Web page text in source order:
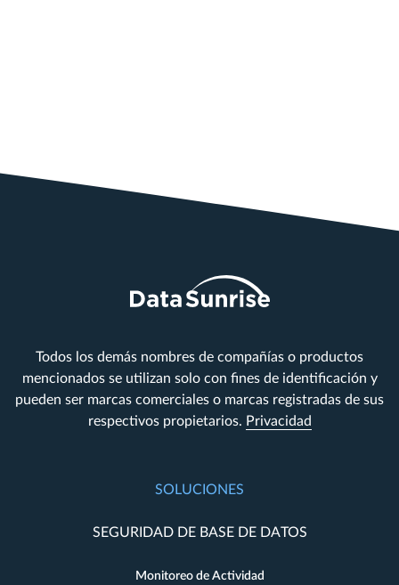
Todos los demás nombres de compañías o productos
mencionados se utilizan solo con fines de identificación y
pueden ser marcas comerciales o marcas registradas de sus
respectivos propietarios. Privacidad
SOLUCIONES
SEGURIDAD DE BASE DE DATOS
Monitoreo de Actividad